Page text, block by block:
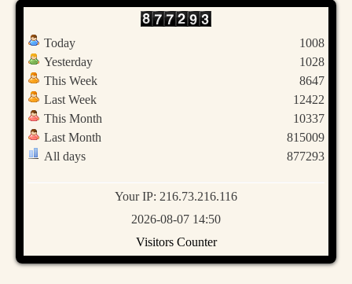
Today
Yesterday
This Week
Last Week
This Month
Last Month
All days
1008
1028
8647
12422
10337
815009
877293
Your IP: 216.73.216.116
2026-08-07 14:50
Visitors Counter